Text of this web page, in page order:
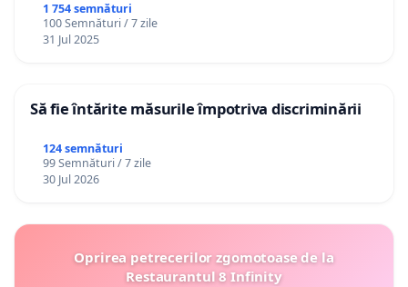
1 754 semnături
100 Semnături / 7 zile
31 Jul 2025
Să fie întărite măsurile împotriva discriminării
124 semnături
99 Semnături / 7 zile
30 Jul 2026
Oprirea petrecerilor zgomotoase de la
Restaurantul 8 Infinity